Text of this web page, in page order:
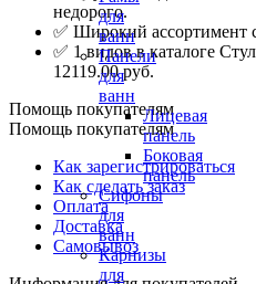
для
ванн
Панели
для
ванн
Лицевая
панель
Боковая
панель
Сифоны
для
ванн
Карнизы
для
недорого.
✅ Широкий ассортимент
✅ 1 видов в каталоге
12119.00 руб.
Помощь покупателям
Помощь покупателям
Как зарегистрироваться
Как сделать заказ
Оплата
Доставка
Самовывоз